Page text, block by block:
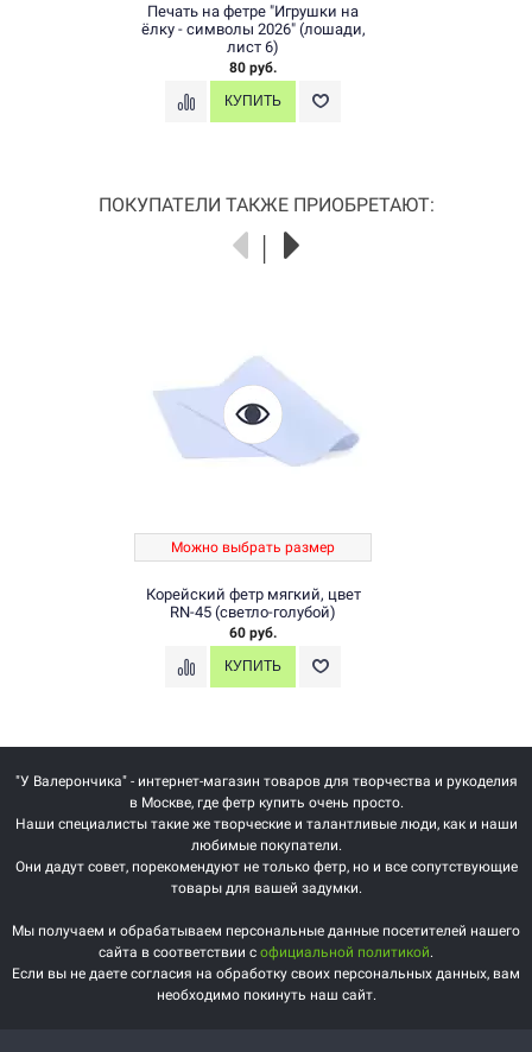
Печать на фетре "Игрушки на
ёлку - символы 2026" (лошади,
лист 6)
80 руб.
ПОКУПАТЕЛИ ТАКЖЕ ПРИОБРЕТАЮТ:
Можно выбрать размер
Корейский фетр мягкий, цвет
RN-45 (светло-голубой)
60 руб.
"У Валерончика" - интернет-магазин товаров для творчества и рукоделия
в Москве, где фетр купить очень просто.
Наши специалисты такие же творческие и талантливые люди, как и наши
любимые покупатели.
Они дадут совет, порекомендуют не только фетр, но и все сопутствующие
товары для вашей задумки.
Мы получаем и обрабатываем персональные данные посетителей нашего
сайта в соответствии с официальной политикой.
Если вы не даете согласия на обработку своих персональных данных, вам
необходимо покинуть наш сайт.